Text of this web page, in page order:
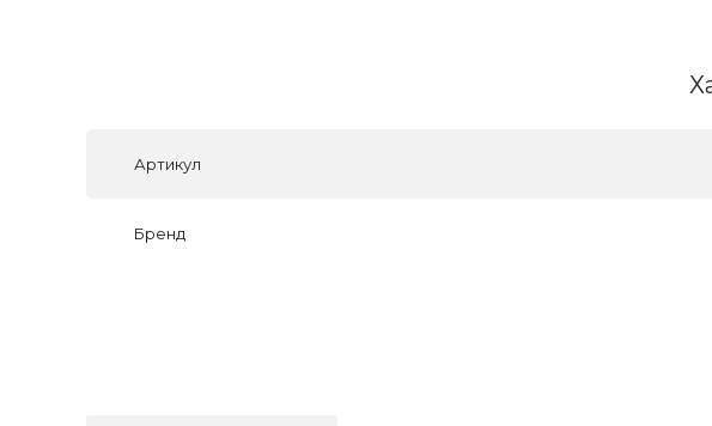
Артикул
Бренд